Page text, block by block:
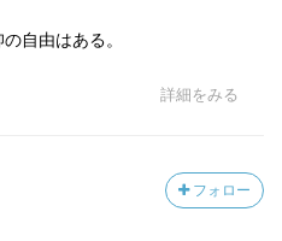
の意義を
値を明確化したところは、
タンの、
自由はある。
詳細をみる
フォロー